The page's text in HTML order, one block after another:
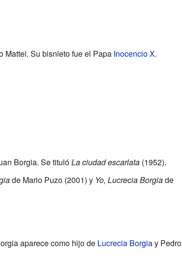
Mattei. Su bisnieto fue el Papa Inocencio X.
Borgia. Se titulóLa ciudad escarlata(1952).
de Mario Puzo (2001) y Yo, Lucrecia Borgiade
aparece como hijo de Lucrecia Borgiay Pedro